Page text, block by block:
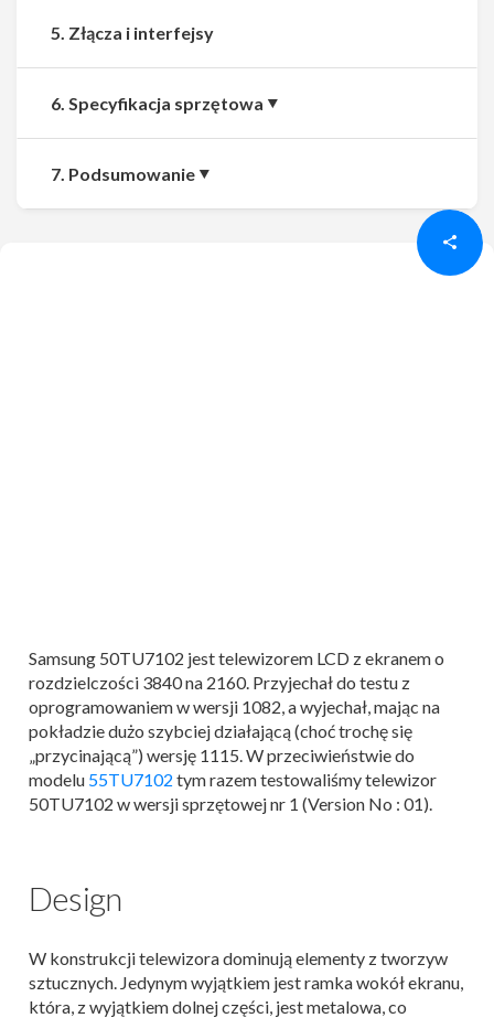
Udostępnij
Samsung 50TU7102 jest telewizorem LCD z ekranem o
rozdzielczości 3840 na 2160. Przyjechał do testu z
oprogramowaniem w wersji 1082, a wyjechał, mając na
pokładzie dużo szybciej działającą (choć trochę się
„przycinającą”) wersję 1115. W przeciwieństwie do
modelu 55TU7102 tym razem testowaliśmy telewizor
50TU7102 w wersji sprzętowej nr 1 (Version No : 01).
Design
W konstrukcji telewizora dominują elementy z tworzyw
sztucznych. Jedynym wyjątkiem jest ramka wokół ekranu,
która, z wyjątkiem dolnej części, jest metalowa, co
5. Złącza i interfejsy
6. Specyfikacja sprzętowa
7. Podsumowanie